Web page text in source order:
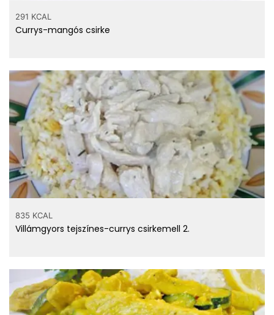
291 KCAL
Currys-mangós csirke
835 KCAL
Villámgyors tejszínes-currys csirkemell 2.